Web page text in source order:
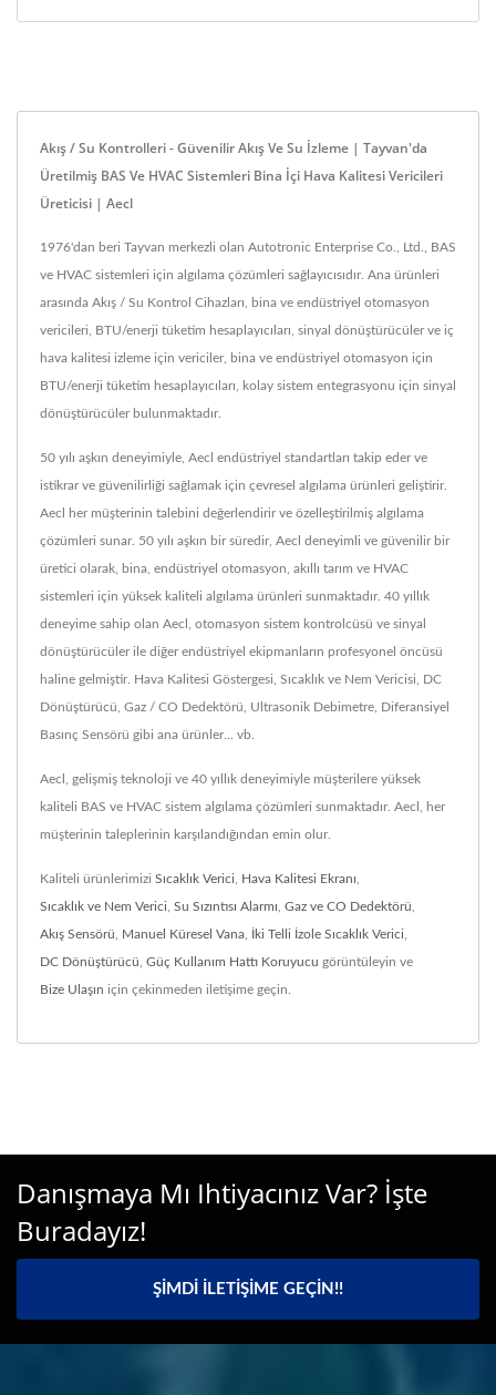
Akış / Su Kontrolleri - Güvenilir Akış Ve Su İzleme | Tayvan'da
Üretilmiş BAS Ve HVAC Sistemleri Bina İçi Hava Kalitesi Vericileri
Üreticisi | Aecl
1976'dan beri Tayvan merkezli olan Autotronic Enterprise Co., Ltd., BAS
ve HVAC sistemleri için algılama çözümleri sağlayıcısıdır. Ana ürünleri
arasında Akış / Su Kontrol Cihazları, bina ve endüstriyel otomasyon
vericileri, BTU/enerji tüketim hesaplayıcıları, sinyal dönüştürücüler ve iç
hava kalitesi izleme için vericiler, bina ve endüstriyel otomasyon için
BTU/enerji tüketim hesaplayıcıları, kolay sistem entegrasyonu için sinyal
dönüştürücüler bulunmaktadır.
50 yılı aşkın deneyimiyle, Aecl endüstriyel standartları takip eder ve
istikrar ve güvenilirliği sağlamak için çevresel algılama ürünleri geliştirir.
Aecl her müşterinin talebini değerlendirir ve özelleştirilmiş algılama
çözümleri sunar. 50 yılı aşkın bir süredir, Aecl deneyimli ve güvenilir bir
üretici olarak, bina, endüstriyel otomasyon, akıllı tarım ve HVAC
sistemleri için yüksek kaliteli algılama ürünleri sunmaktadır. 40 yıllık
deneyime sahip olan Aecl, otomasyon sistem kontrolcüsü ve sinyal
dönüştürücüler ile diğer endüstriyel ekipmanların profesyonel öncüsü
haline gelmiştir. Hava Kalitesi Göstergesi, Sıcaklık ve Nem Vericisi, DC
Dönüştürücü, Gaz / CO Dedektörü, Ultrasonik Debimetre, Diferansiyel
Basınç Sensörü gibi ana ürünler... vb.
Aecl, gelişmiş teknoloji ve 40 yıllık deneyimiyle müşterilere yüksek
kaliteli BAS ve HVAC sistem algılama çözümleri sunmaktadır. Aecl, her
müşterinin taleplerinin karşılandığından emin olur.
Kaliteli ürünlerimizi Sıcaklık Verici Hava Kalitesi Ekranı
Sıcaklık ve Nem Verici Su Sızıntısı Alarmı Gaz ve CO Dedektörü
Akış Sensörü Manuel Küresel Vana İki Telli İzole Sıcaklık Verici
DC Dönüştürücü Güç Kullanım Hattı Koruyucu görüntüleyin ve
Bize Ulaşın için çekinmeden iletişime geçin.
Danışmaya Mı Ihtiyacınız Var? İşte
Buradayız!
ŞIMDI İLETIŞIME GEÇIN!!